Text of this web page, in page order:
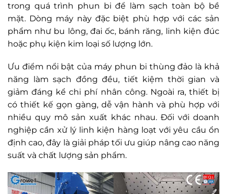
trong quá trình phun bi để làm sạch toàn bộ bề
mặt. Dòng máy này đặc biệt phù hợp với các sản
phẩm như bu lông, đai ốc, bánh răng, linh kiện đúc
hoặc phụ kiện kim loại số lượng lớn.
Ưu điểm nổi bật của máy phun bi thùng đảo là khả
năng làm sạch đồng đều, tiết kiệm thời gian và
giảm đáng kể chi phí nhân công. Ngoài ra, thiết bị
có thiết kế gọn gàng, dễ vận hành và phù hợp với
nhiều quy mô sản xuất khác nhau. Đối với doanh
nghiệp cần xử lý linh kiện hàng loạt với yêu cầu ổn
định cao, đây là giải pháp tối ưu giúp nâng cao năng
suất và chất lượng sản phẩm.